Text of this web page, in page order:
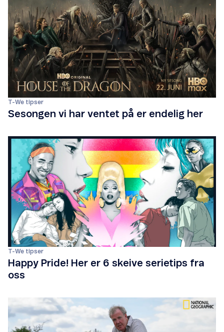
T-We tipser
Sesongen vi har ventet på er endelig her
T-We tipser
Happy Pride! Her er 6 skeive serietips fra
oss